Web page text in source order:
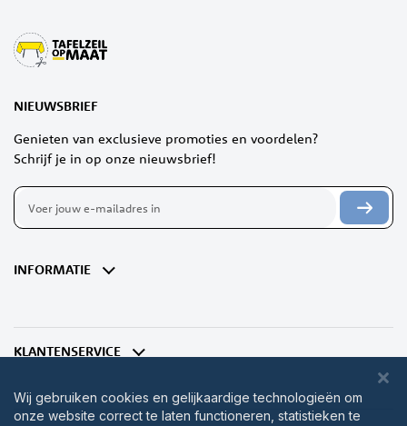
NIEUWSBRIEF
Genieten van exclusieve promoties en voordelen?
Schrijf je in op onze nieuwsbrief!
Abonneer
op
nieuwsbrief
INFORMATIE
KLANTENSERVICE
Wij gebruiken cookies en gelijkaardige technologieën om
onze website correct te laten functioneren, statistieken te